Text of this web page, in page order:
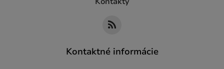
Kontaktné informácie